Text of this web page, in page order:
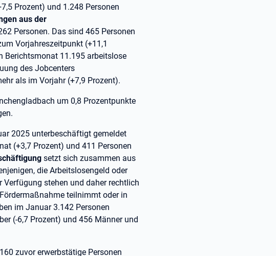
Prozent) und 1.248 Personen
aus der
Personen. Das sind 465 Personen
Vorjahreszeitpunkt (+11,1
Berichtsmonat 11.195 arbeitslose
des Jobcenters
als im Vorjahr (+7,9 Prozent).
um 0,8 Prozentpunkte
2025 unterbeschäftigt gemeldet
(+3,7 Prozent) und 411 Personen
setzt sich zusammen aus
die Arbeitslosengeld oder
stehen und daher rechtlich
teilnimmt oder in
im Januar 3.142 Personen
(-6,7 Prozent) und 456 Männer und
zuvor erwerbstätige Personen